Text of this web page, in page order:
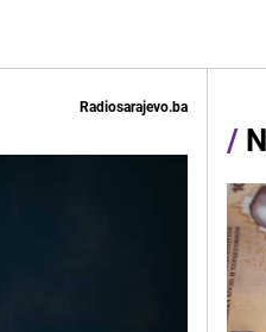
Radiosarajevo.ba
/